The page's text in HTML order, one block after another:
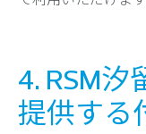
4. RSM
提供する